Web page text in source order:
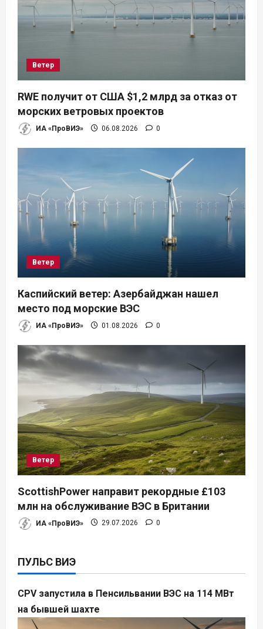
о
п
и
с
Ветер
RWE получит от США $1,2 млрд за отказ от
морских ветровых проектов
ИА «ПроВИЭ» 06.08.2026 0
Ветер
Каспийский ветер: Азербайджан нашел
место под морские ВЭС
ИА «ПроВИЭ» 01.08.2026 0
Ветер
ScottishPower направит рекордные £103
млн на обслуживание ВЭС в Британии
ИА «ПроВИЭ» 29.07.2026 0
ПУЛЬС ВИЭ
CPV запустила в Пенсильвании ВЭС на 114 МВт
на бывшей шахте